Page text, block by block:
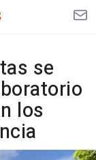
se
los